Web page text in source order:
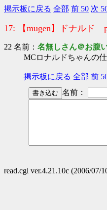
掲示板に戻る 全部 前 50 次
17: 【mugen】ドナルド
22 名前： 名無しさん＠お腹
MCロナルドちゃんの
掲示板に戻る 全部 前
名前：
read.cgi ver.4.21.10c (2006/07/